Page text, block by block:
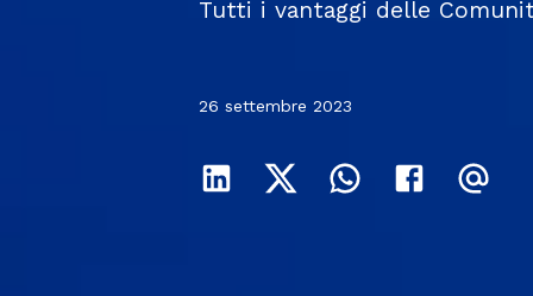
Tutti i vantaggi delle
26 settembre 2023
Tutti i vantaggi delle
26 settembre 2023
Tutti i vantaggi delle
26 settembre 2023